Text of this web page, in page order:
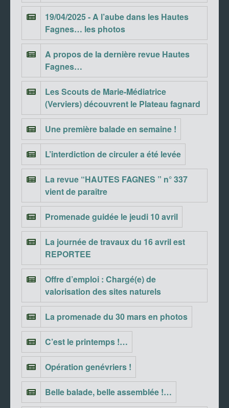
19/04/2025 - A l’aube dans les Hautes
Fagnes… les photos
A propos de la dernière revue Hautes
Fagnes…
Les Scouts de Marie-Médiatrice
(Verviers) découvrent le Plateau fagnard
Une première balade en semaine !
L’interdiction de circuler a été levée
La revue “HAUTES FAGNES ” n° 337
vient de paraître
Promenade guidée le jeudi 10 avril
La journée de travaux du 16 avril est
REPORTEE
Offre d’emploi : Chargé(e) de
valorisation des sites naturels
La promenade du 30 mars en photos
C’est le printemps !…
Opération genévriers !
Belle balade, belle assemblée !…